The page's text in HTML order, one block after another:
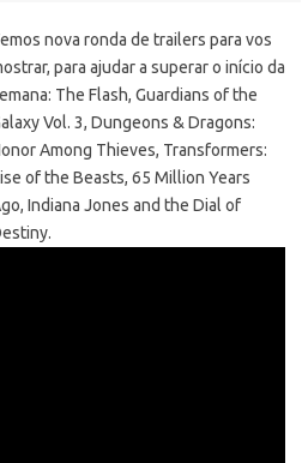
nova ronda de trailers para vos
para ajudar a superar o início da
The Flash, Guardians of the
Vol. 3, Dungeons & Dragons:
Among Thieves, Transformers:
of the Beasts, 65 Million Years
Indiana Jones and the Dial of